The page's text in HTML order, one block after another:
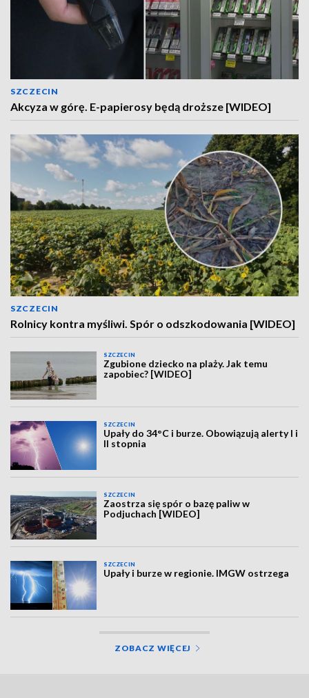
SZCZECIN
Akcyza w górę. E-papierosy będą droższe [WIDEO]
SZCZECIN
Rolnicy kontra myśliwi. Spór o odszkodowania [WIDEO]
SZCZECIN
Zgubione dziecko na plaży. Jak temu
zapobiec? [WIDEO]
SZCZECIN
Upały do 34°C i burze. Obowiązują alerty I i
II stopnia
SZCZECIN
Zaostrza się spór o bazę paliw w
Podjuchach [WIDEO]
SZCZECIN
Upały i burze w regionie. IMGW ostrzega
ZOBACZ WIĘCEJ